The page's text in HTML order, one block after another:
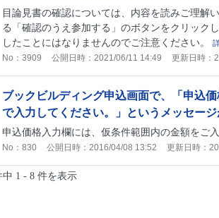
目論見書の確認については、内容を読みご理解
る「確認のうえ参加する」のボタンをクリック
したことにはなりませんのでご注意ください。
No：3909 公開日時：2021/06/11 14:49 更新日時：
ブックビルディング申込画面で、「申込
で入力してください。」というメッセー
申込価格入力欄には、仮条件範囲内の金額をご
No：830 公開日時：2016/04/08 13:52 更新日時：
中 1 - 8 件を表示